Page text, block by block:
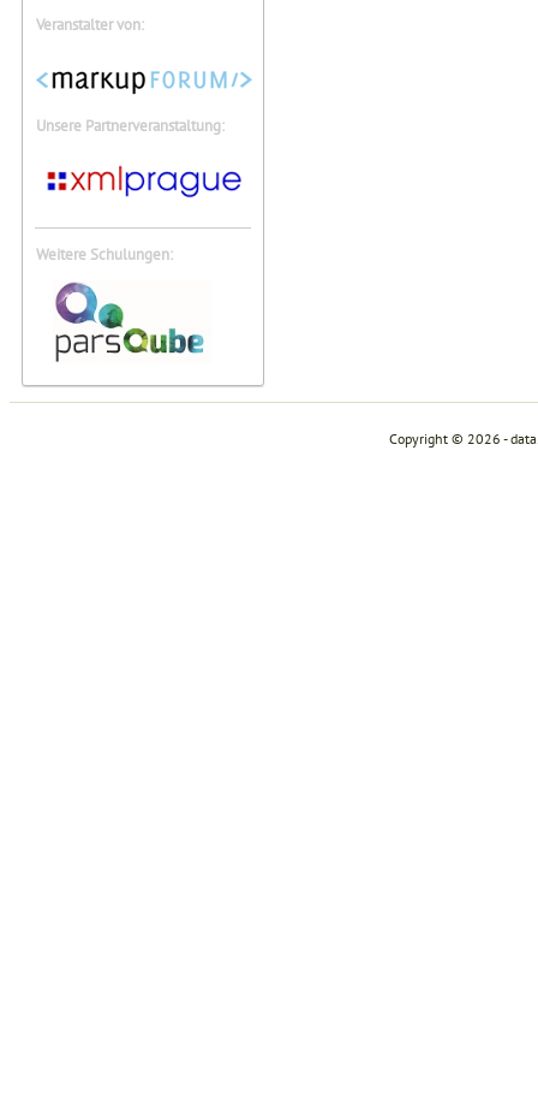
Veranstalter von:
Unsere Partnerveranstaltung:
Weitere Schulungen:
Copyright © 2026 -